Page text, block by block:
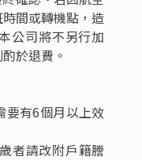
充足。室外綠意盎
設備齊全。便捷舒
來烏鎮旅行的理想